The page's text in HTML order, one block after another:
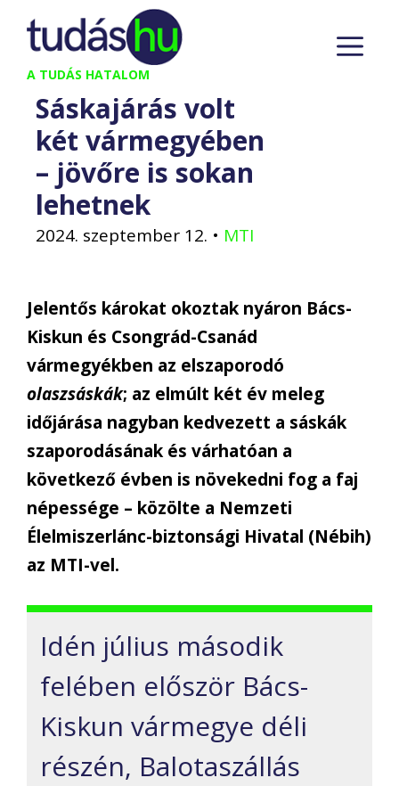
Kilépés
tartalomba
A TUDÁS HATALOM
Sáskajárás volt
két vármegyében
– jövőre is sokan
lehetnek
2024. szeptember 12. • MTI
Jelentős károkat okoztak nyáron Bács-
Kiskun és Csongrád-Csanád
vármegyékben az elszaporodó
olaszsáskák; az elmúlt két év meleg
időjárása nagyban kedvezett a sáskák
szaporodásának és várhatóan a
következő évben is növekedni fog a faj
népessége – közölte a Nemzeti
Élelmiszerlánc-biztonsági Hivatal (Nébih)
az MTI-vel.
Idén július második
felében először Bács-
Kiskun vármegye déli
részén, Balotaszállás